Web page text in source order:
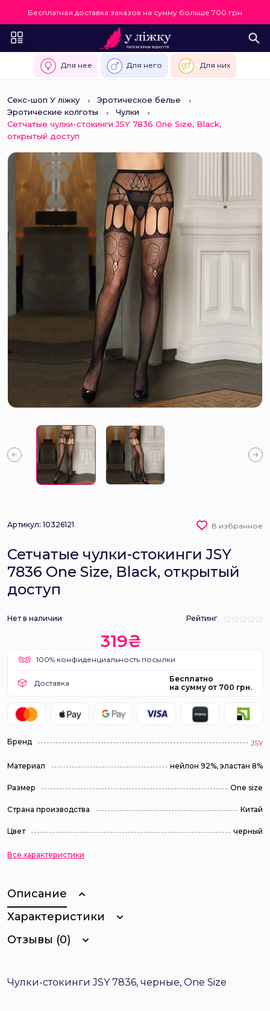
Бесплатная доставка заказов на сумму больше 700 грн
Для нее Для него Для них
Секс-шоп У ліжку
Эротическое белье
Эротические колготы
Чулки
Сетчатые чулки-стокинги JSY 7836 One Size, Black,
открытый доступ
Артикул: 10326121 В избранное
Сетчатые чулки-стокинги JSY
7836 One Size, Black, открытый
доступ
Нет в наличии Рейтинг
319₴
100% конфиденциальность посылки
Доставка
Бесплатно
на сумму от 700 грн.
Бренд JSY
Материал нейлон 92%, эластан 8%
Размер One size
Страна производства Китай
Цвет черный
Все характеристики
Описание
Характеристики
Отзывы (0)
Чулки-стокинги JSY 7836, черные, One Size